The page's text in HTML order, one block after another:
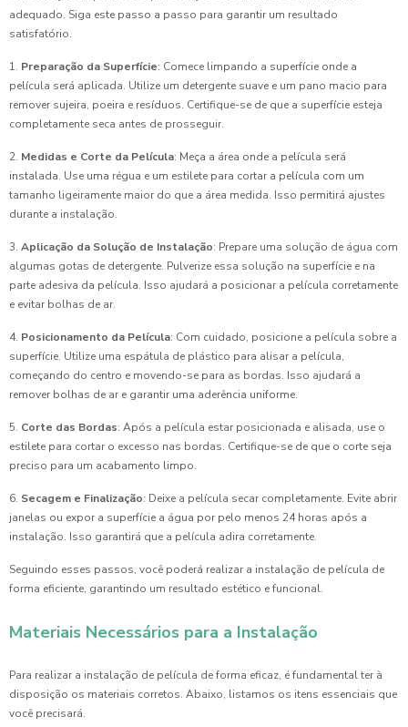
adequado. Siga este passo a passo para garantir um resultado
satisfatório.
1. Preparação da Superfície: Comece limpando a superfície onde a
película será aplicada. Utilize um detergente suave e um pano macio para
remover sujeira, poeira e resíduos. Certifique-se de que a superfície esteja
completamente seca antes de prosseguir.
2. Medidas e Corte da Película: Meça a área onde a película será
instalada. Use uma régua e um estilete para cortar a película com um
tamanho ligeiramente maior do que a área medida. Isso permitirá ajustes
durante a instalação.
3. Aplicação da Solução de Instalação: Prepare uma solução de água com
algumas gotas de detergente. Pulverize essa solução na superfície e na
parte adesiva da película. Isso ajudará a posicionar a película corretamente
e evitar bolhas de ar.
4. Posicionamento da Película: Com cuidado, posicione a película sobre a
superfície. Utilize uma espátula de plástico para alisar a película,
começando do centro e movendo-se para as bordas. Isso ajudará a
remover bolhas de ar e garantir uma aderência uniforme.
5. Corte das Bordas: Após a película estar posicionada e alisada, use o
estilete para cortar o excesso nas bordas. Certifique-se de que o corte seja
preciso para um acabamento limpo.
6. Secagem e Finalização: Deixe a película secar completamente. Evite abrir
janelas ou expor a superfície a água por pelo menos 24 horas após a
instalação. Isso garantirá que a película adira corretamente.
Seguindo esses passos, você poderá realizar a instalação de película de
forma eficiente, garantindo um resultado estético e funcional.
Materiais Necessários para a Instalação
Para realizar a instalação de película de forma eficaz, é fundamental ter à
disposição os materiais corretos. Abaixo, listamos os itens essenciais que
você precisará.